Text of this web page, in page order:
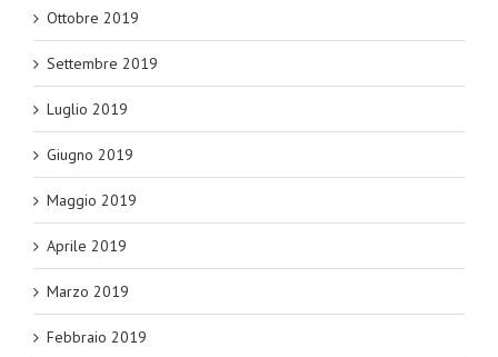
Ottobre 2019
Settembre 2019
Luglio 2019
Giugno 2019
Maggio 2019
Aprile 2019
Marzo 2019
Febbraio 2019